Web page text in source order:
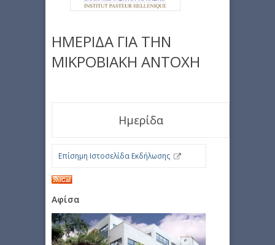
ΗΜΕΡΙΔΑ ΓΙΑ ΤΗΝ
ΜΙΚΡΟΒΙΑΚΗ ΑΝΤΟΧΗ
Ημερίδα
Επίσημη Ιστοσελίδα Εκδήλωσης
Αφίσα